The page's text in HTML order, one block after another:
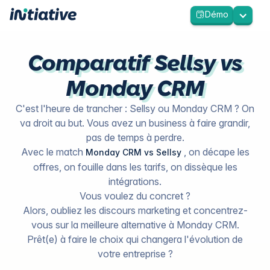
Démo
Comparatif Sellsy vs
Monday CRM
C'est l'heure de trancher : Sellsy ou Monday CRM ? On
va droit au but. Vous avez un business à faire grandir,
pas de temps à perdre.
Avec le match Monday CRM vs Sellsy , on décape les
offres, on fouille dans les tarifs, on dissèque les
intégrations.
Vous voulez du concret ?
Alors, oubliez les discours marketing et concentrez-
vous sur la meilleure alternative à Monday CRM.
Prêt(e) à faire le choix qui changera l'évolution de
votre entreprise ?